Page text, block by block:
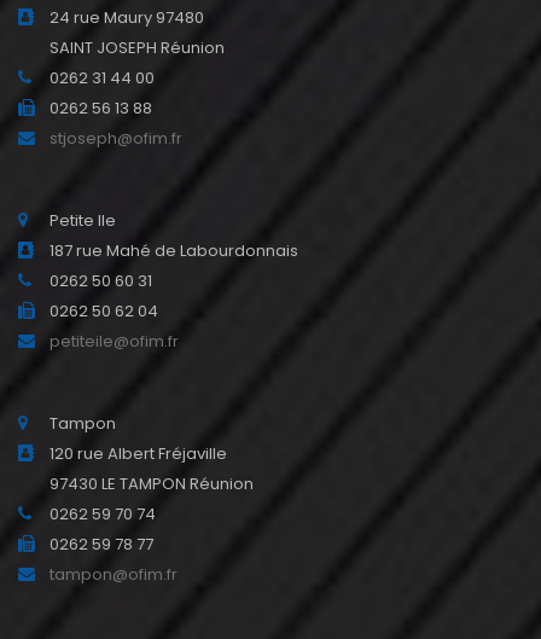
24 rue Maury 97480
SAINT JOSEPH Réunion
0262 31 44 00
0262 56 13 88
stjoseph@ofim.fr
Petite Ile
187 rue Mahé de Labourdonnais
0262 50 60 31
0262 50 62 04
petiteile@ofim.fr
Tampon
120 rue Albert Fréjaville
97430 LE TAMPON Réunion
0262 59 70 74
0262 59 78 77
tampon@ofim.fr